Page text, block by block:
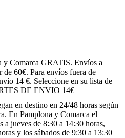
y Comarca GRATIS. Envíos a
60€. Para envíos fuera de
14 €. Seleccione en su lista de
DE ENVIO 14€
en destino en 24/48 horas según
En Pamplona y Comarca el
a jueves de 8:30 a 14:30 horas,
y los sábados de 9:30 a 13:30